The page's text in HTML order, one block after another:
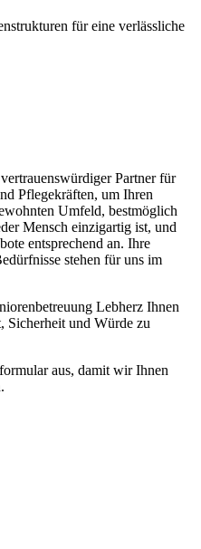
für eine verlässliche
Partner für
Pflegekräften, um Ihren
Umfeld, bestmöglich
Mensch einzigartig ist, und
entsprechend an. Ihre
stehen für uns im
Lebherz Ihnen
Sicherheit und Würde zu
aus, damit wir Ihnen